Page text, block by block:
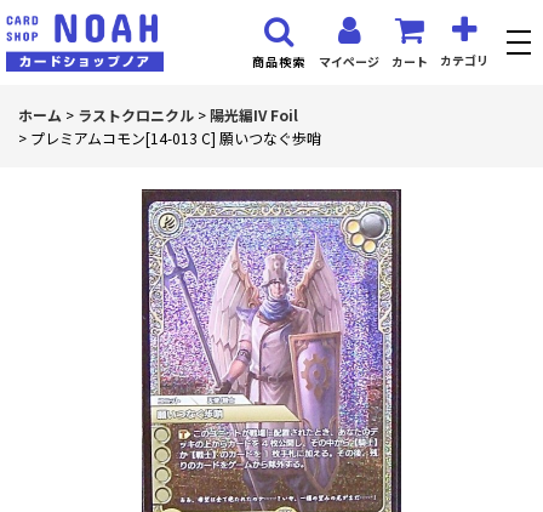
マイページ カート カテゴリ
商品検索
ホーム > ラストクロニクル > 陽光編IV Foil
> プレミアムコモン[14-013 C] 願いつなぐ歩哨